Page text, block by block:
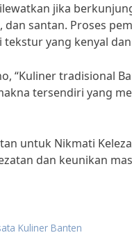
jika
santan. Proses
yang kenyal
“Kuliner tradisional
tersendiri yang
untuk Nikmati
dan keunikan
Kuliner Banten